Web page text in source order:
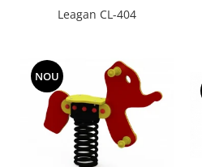
Leagan CL-404
NOU